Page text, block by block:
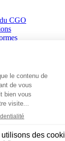
CGO
de la recherche